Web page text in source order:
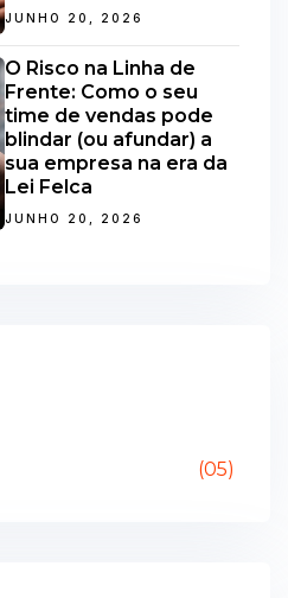
JUNHO 20, 2026
O Risco na Linha de
Frente: Como o seu
time de vendas pode
blindar (ou afundar) a
sua empresa na era da
Lei Felca
JUNHO 20, 2026
(05)